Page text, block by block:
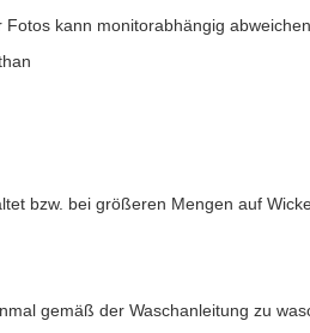
kann monitorabhängig
bzw. bei größeren Mengen auf
gemäß der Waschanleitung zu